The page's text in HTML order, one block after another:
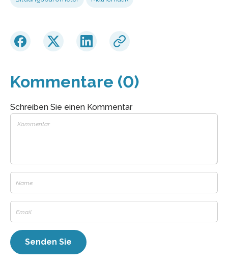
Kommentare (0)
Schreiben Sie einen Kommentar